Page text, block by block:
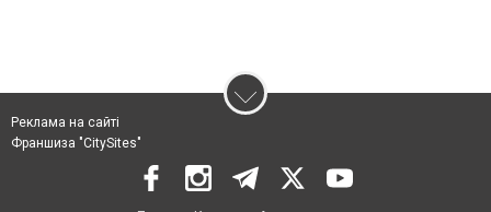
Реклама на сайті
Франшиза "CitySites"